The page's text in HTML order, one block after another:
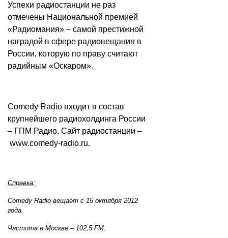
Успехи радиостанции не раз
отмечены Национальной премией
«Радиомания» – самой престижной
наградой в сфере радиовещания в
России, которую по праву считают
радийным «Оскаром».
Comedy Radio входит в состав
крупнейшего радиохолдинга России
– ГПМ Радио. Сайт радиостанции –
www.comedy-radio.ru.
Справка:
Comedy Radio вещает с 15 октября 2012
года.
Частота в Москве – 102,5 FM.